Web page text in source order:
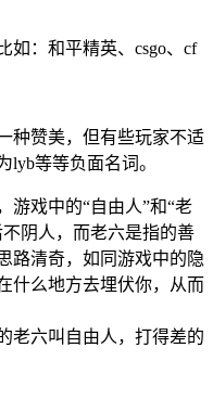
如：和平精英、csgo、cf
种赞美，但有些玩家不适
lyb等等负面名词。
游戏中的“自由人”和“老
阴人，而老六是指的善
路清奇，如同游戏中的隐
什么地方去埋伏你，从而
老六叫自由人，打得差的